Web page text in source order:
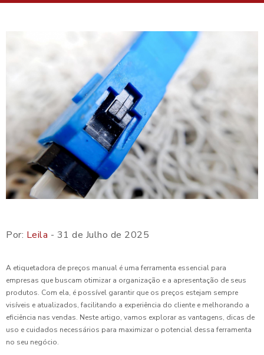
Por: Leila - 31 de Julho de 2025
A etiquetadora de preços manual é uma ferramenta essencial para
empresas que buscam otimizar a organização e a apresentação de seus
produtos. Com ela, é possível garantir que os preços estejam sempre
visíveis e atualizados, facilitando a experiência do cliente e melhorando a
eficiência nas vendas. Neste artigo, vamos explorar as vantagens, dicas de
uso e cuidados necessários para maximizar o potencial dessa ferramenta
no seu negócio.